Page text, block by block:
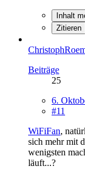
Inhalt
Zitieren
Beiträge
25
6.
#11
WiFiFan,
sich mehr mit
wenigsten
läuft...?